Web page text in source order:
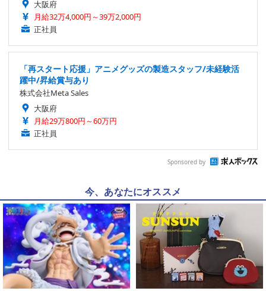
大阪府
月給32万4,000円～39万2,000円
正社員
「再スタート応援」アニメグッズの製造スタッフ/未経験活
躍中/昇給賞与あり
株式会社Meta Sales
大阪府
月給29万800円～60万円
正社員
Sponsored by
今、あなたにオススメ